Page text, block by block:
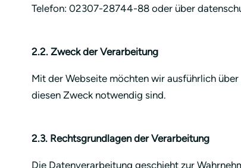
Telefon: 02307-28744-88 oder über
2.2. Zweck der Verarbeitung
Mit der Webseite möchten wir ausführlich
diesen Zweck notwendig sind.
2.3. Rechtsgrundlagen der Verarbeitung
Die Datenverarbeitung geschieht zur